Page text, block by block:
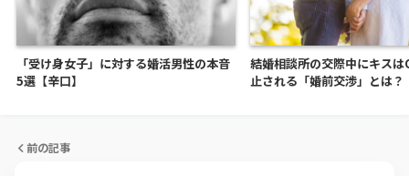
「受け身女子」に対する婚活男性の本音
5選【辛口】
結婚相談所の交際中にキス
止される「婚前交渉」とは？
前の記事